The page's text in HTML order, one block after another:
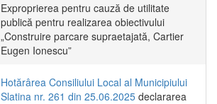
Exproprierea pentru cauză de utilitate
publică pentru realizarea obiectivului
„Construire parcare supraetajată, Cartier
Eugen Ionescu”
Hotărârea Consiliului Local al Municipiului
Slatina nr. 261 din 25.06.2025 declararea